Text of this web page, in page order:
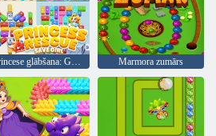
Princese glābšana: Glābiet meiteni Marmora zumārs